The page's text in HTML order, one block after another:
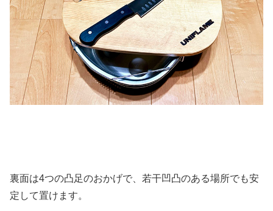
裏面は4つの凸足のおかげで、若干凹凸のある場所でも安
定して置けます。